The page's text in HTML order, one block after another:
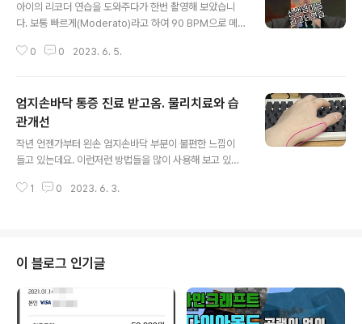
아이의 리코더 연습을 도와주다가 한번 촬영해 보았습니
다. 보통 빠르게(Moderato)라고 하여 90 BPM으로 메
다. ☆★코드악보,가사★☆선생님 마음 제목 : 선생님 마
씩 난이도가 올라가네요. 리코더로 시플랫 잡는 방법이 생
각나지 않았는데 아이가 잘 알려주어 빨리 운지할 수 있었
습니다. 아직 아이가 반박자 쉬고 들어가는 부분을 잘 이해
하지 못하는 거 같았습니다. 제가 가끔 알려주는 것으로는
한데 예전엔 가기 싫어했는데 요즘은 조금 관심이 생겨하
0 0 2023. 6. 5.
엄지손바닥 통증 진료 받고옴. 물리치료와 습
관개선
작년 언젠가부터 왼손 엄지손바닥 부분이 불편한 느낌이
들고 있는데요. 이런저런 방법들을 많이 사용해 보고 있었
보이네요.
1 0 2023. 6. 3.
이 블로그 인기글